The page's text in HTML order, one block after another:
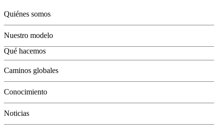
Quiénes somos
Nuestro modelo
Qué hacemos
Jóvenes
Adultos
Grandes
Conservación
Caminos globales
Conocimiento
Noticias